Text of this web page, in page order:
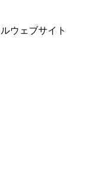
ウェブサイト